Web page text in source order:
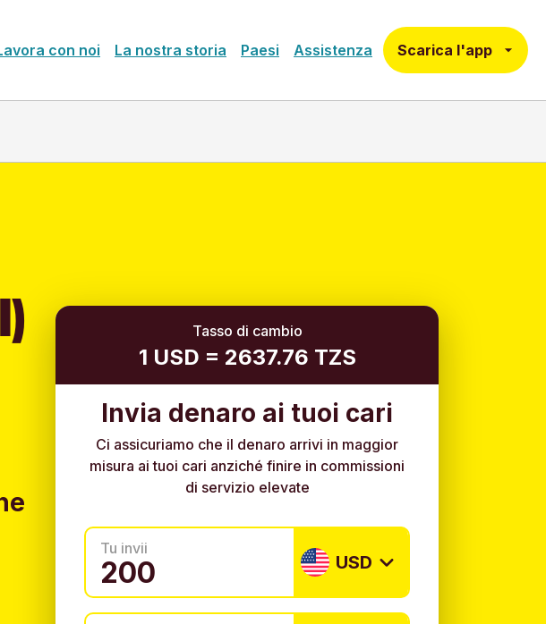
con noi La nostra storia Paesi Assistenza Scarica l'app
Tasso di cambio
1 USD = 2637.76 TZS
Invia denaro ai tuoi cari
Ci assicuriamo che il denaro arrivi in maggior
misura ai tuoi cari anziché finire in commissioni
di servizio elevate
Tu invii
USD